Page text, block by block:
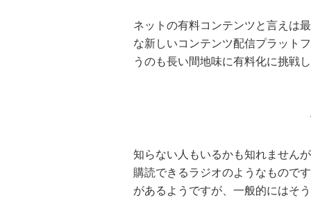
ネットの有料コンテンツと言えは
な新しいコンテンツ配信プラット
うのも長い間地味に有料化に挑戦
知らない人もいるかも知れません
購読できるラジオのようなもので
があるようですが、一般的にはそ